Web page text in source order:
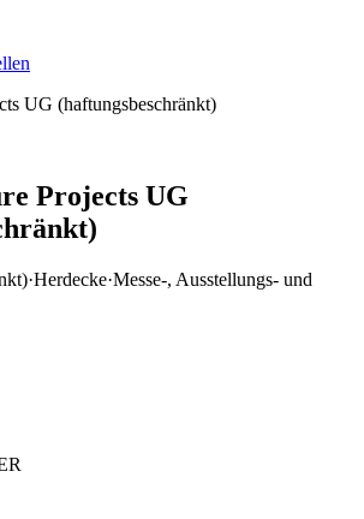
UG (haftungsbeschränkt)
Projects UG
·Herdecke·Messe-, Ausstellungs- und